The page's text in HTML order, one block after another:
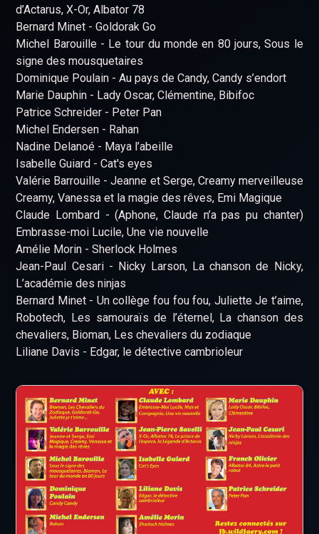
d’Actarus, X-Or, Albator 78
Bernard Minet - Goldorak Go
Michel Barouille - Le tour du monde en 80 jours, Sous le
signe des mousquetaires
Dominique Poulain - Au pays de Candy, Candy s’endort
Marie Dauphin - Lady Oscar, Clémentine, Bibifoc
Patrice Schreider - Peter Pan
Michel Endersen - Rahan
Nadine Delanoé - Maya l’abeille
Isabelle Guiard - Cat's eyes
Valérie Barrouille - Jeanne et Serge, Creamy merveilleuse
Creamy, Vanessa et la magie des rêves, Emi Magique
Claude Lombard - (Aphone, Claude n’a pas pu chanter)
Embrasse-moi Lucile, Une vie nouvelle
Amélie Morin - Sherlock Holmes
Jean-Paul Cesari - Nicky Larson, La chanson de Nicky,
L’académie des ninjas
Bernard Minet - Un collège fou fou fou, Juliette Je t’aime,
Robotech, Les samouraïs de l’éternel, La chanson des
chevaliers, Bioman, Les chevaliers du zodiaque
Liliane Davis - Edgar, le détective cambrioleur